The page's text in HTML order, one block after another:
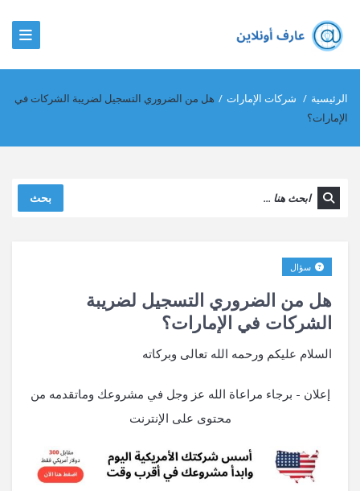
الرئيسية / شركات الإمارات / هل من الضروري التسجيل لضريبة الشركات في
الإمارات؟
بحث
هل من الضروري التسجيل لضريبة
الشركات في الإمارات؟
سؤال
السلام عليكم ورحمه الله تعالى وبركاته
إعلان - برجاء مراعاة الله عز وجل في مشروعك وماتقدمه من
محتوى على الإنترنت